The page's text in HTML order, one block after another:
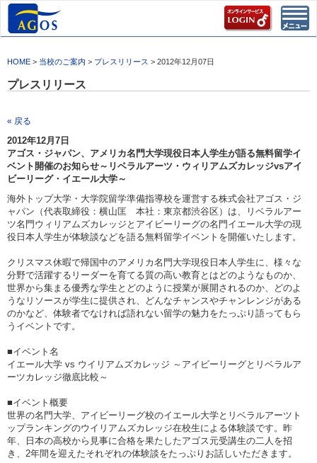
HOME > 当校のご案内 > プレスリリース > 2012年12月07日
プレスリリース
« 戻る
2012年12月7日
アゴス・ジャパン、アメリカ名門大学現役日本人学生が語る無料留学イ
ベント開催のお知らせ～リベラルアーツ・ウィリアムズカレッジvsアイ
ビーリーグ・イエール大学～
海外トップ大学・大学院留学準備指導校を運営する株式会社アゴス・ジ
ャパン（代表取締役：横山匡 本社：東京都渋谷区）は、リベラルアー
ツ名門ウィリアムズカレッジとアイビーリーグの名門イエール大学の現
役日本人学生が体験談などを語る無料留学イベントを開催いたします。
クリスマス休暇で帰国中のアメリカ名門大学現役日本人学生に、様々な
分野で活躍するリーダーを育てる質の高い教育とはどのようなものか、
世界から集まる優秀な学生とどのように授業が展開されるのか、どのよ
うなリソースが学生に提供され、どんなチャンスやチャンレンジがある
のかなど、体験者でなければ語れない留学の魅力をたっぷり語ってもら
うイベントです。
■イベント名
イエール大学 vs ウイリアムズカレッジ ～アイビーリーグとリベラルア
ーツカレッジ徹底比較～
■イベント概要
世界の名門大学、アイビーリーグ校のイエール大学とリベラルアーツト
ップランキングのウイリアムズカレッジ在校生による体験談です。昨
年、日本の高校から見事に合格を果たしたアゴス元受講生の二人を招
き、2年間を迎えたそれぞれの体験談をたっぷりお話しいただきます。